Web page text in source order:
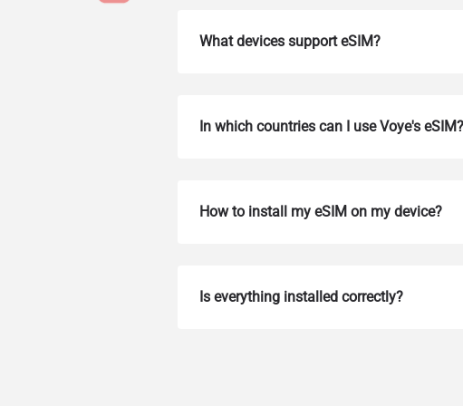
What devices support eSIM?
In which countries can I use Voye's eSIM?
How to install my eSIM on my device?
Is everything installed correctly?
To get your
without